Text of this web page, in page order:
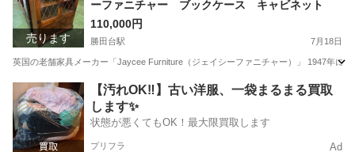
売ります
ーファニチャー ブックケース キャビネット
110,000円
勝田台駅 7月18日
英国の老舗家具メーカー「Jaycee Furniture（ジェイシーファニチャー）」 1947年に
千葉 八千代市 勝田台駅 収納家具 商品
【汚れOK‼️】古い洋服、一袋まるまる買取
します✨
状態が悪くてもOK！最大限買取します
プリフラ Ad